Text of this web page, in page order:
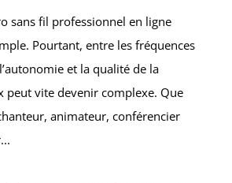
sans fil professionnel en ligne
Pourtant, entre les fréquences
et la qualité de la
peut vite devenir complexe. Que
animateur, conférencier